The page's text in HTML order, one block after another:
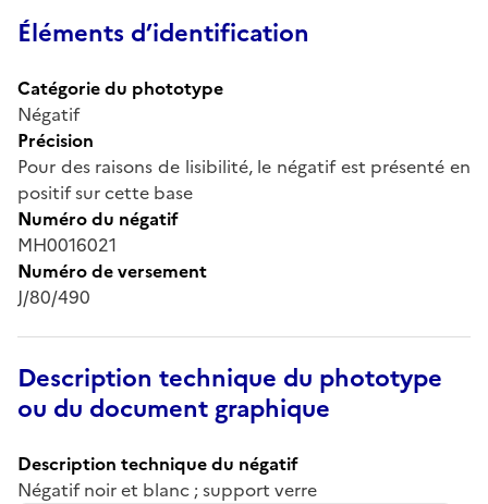
Éléments d’identification
Catégorie du phototype
Négatif
Précision
Pour des raisons de lisibilité, le négatif est présenté en
positif sur cette base
Numéro du négatif
MH0016021
Numéro de versement
J/80/490
Description technique du phototype
ou du document graphique
Description technique du négatif
Négatif noir et blanc ; support verre